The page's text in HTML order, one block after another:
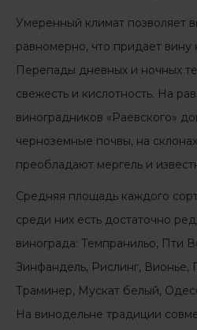
Умеренный климат позволяет
равномерно, что придает вину
Перепады дневных и ночных
свежесть и кислотность. На
виноградников «Раевского»
черноземные почвы, на
преобладают мергель и
Средняя площадь каждого
среди них есть достаточно
винограда: Темпранильо, Пти
Зинфандель, Рислинг, Вионье,
Траминер, Мускат белый,
На винодельне традиции